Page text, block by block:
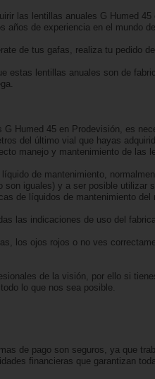
las lentillas anuales G Humed
años de experiencia en el mundo
de tus gafas, realiza tu pedido
estas lentillas anuales son de
G Humed 45 en Prodevisión, es
del último vial que hayas
manejo y mantenimiento de las
de mantenimiento,
son iguales) y a ser posible utilizar
de líquidos de mantenimiento
las indicaciones de uso del
los ojos rojos o no ves
de la visión, por ello si
lo que nos sea posible.
de pago son seguros, ya que
financieras que garantizan